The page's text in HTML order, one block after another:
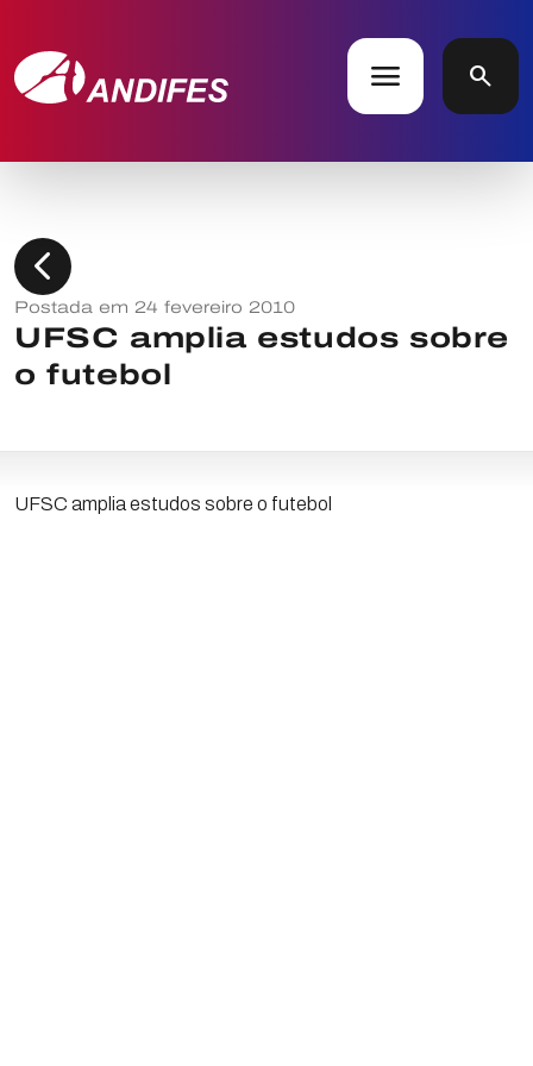
menu search
chevron_left
Postada em 24 fevereiro 2010
UFSC amplia estudos sobre
o futebol
UFSC amplia estudos sobre o futebol